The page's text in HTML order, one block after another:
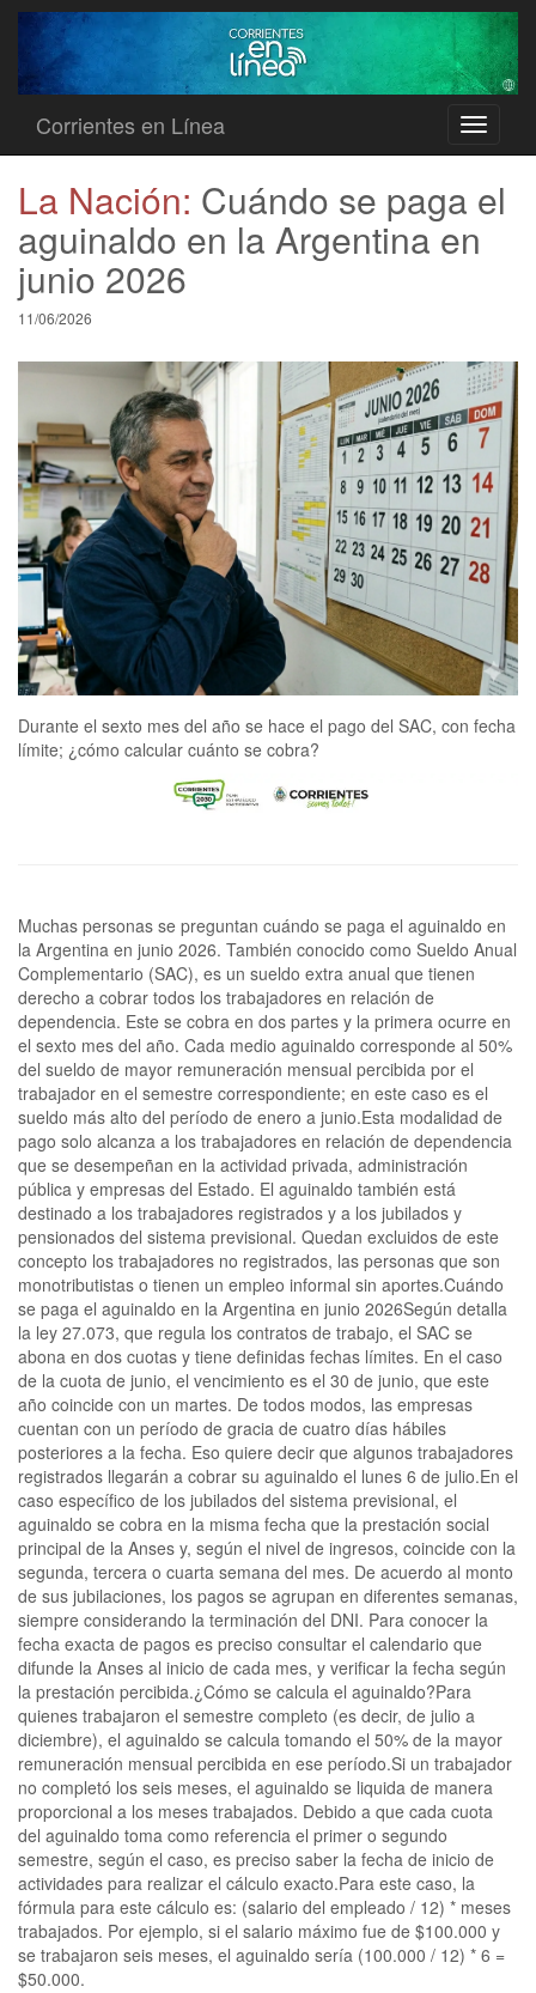
Toggle
Corrientes en Línea
La Nación: Cuándo se paga el
aguinaldo en la Argentina en
junio 2026
11/06/2026
Durante el sexto mes del año se hace el pago del SAC, con fecha
límite; ¿cómo calcular cuánto se cobra?
Muchas personas se preguntan cuándo se paga el aguinaldo en
la Argentina en junio 2026. También conocido como Sueldo Anual
Complementario (SAC), es un sueldo extra anual que tienen
derecho a cobrar todos los trabajadores en relación de
dependencia. Este se cobra en dos partes y la primera ocurre en
el sexto mes del año. Cada medio aguinaldo corresponde al 50%
del sueldo de mayor remuneración mensual percibida por el
trabajador en el semestre correspondiente; en este caso es el
sueldo más alto del período de enero a junio.Esta modalidad de
pago solo alcanza a los trabajadores en relación de dependencia
que se desempeñan en la actividad privada, administración
pública y empresas del Estado. El aguinaldo también está
destinado a los trabajadores registrados y a los jubilados y
pensionados del sistema previsional. Quedan excluidos de este
concepto los trabajadores no registrados, las personas que son
monotributistas o tienen un empleo informal sin aportes.Cuándo
se paga el aguinaldo en la Argentina en junio 2026Según detalla
la ley 27.073, que regula los contratos de trabajo, el SAC se
abona en dos cuotas y tiene definidas fechas límites. En el caso
de la cuota de junio, el vencimiento es el 30 de junio, que este
año coincide con un martes. De todos modos, las empresas
cuentan con un período de gracia de cuatro días hábiles
posteriores a la fecha. Eso quiere decir que algunos trabajadores
registrados llegarán a cobrar su aguinaldo el lunes 6 de julio.En el
caso específico de los jubilados del sistema previsional, el
aguinaldo se cobra en la misma fecha que la prestación social
principal de la Anses y, según el nivel de ingresos, coincide con la
segunda, tercera o cuarta semana del mes. De acuerdo al monto
de sus jubilaciones, los pagos se agrupan en diferentes semanas,
siempre considerando la terminación del DNI. Para conocer la
fecha exacta de pagos es preciso consultar el calendario que
difunde la Anses al inicio de cada mes, y verificar la fecha según
la prestación percibida.¿Cómo se calcula el aguinaldo?Para
quienes trabajaron el semestre completo (es decir, de julio a
diciembre), el aguinaldo se calcula tomando el 50% de la mayor
remuneración mensual percibida en ese período.Si un trabajador
no completó los seis meses, el aguinaldo se liquida de manera
proporcional a los meses trabajados. Debido a que cada cuota
del aguinaldo toma como referencia el primer o segundo
semestre, según el caso, es preciso saber la fecha de inicio de
actividades para realizar el cálculo exacto.Para este caso, la
fórmula para este cálculo es: (salario del empleado / 12) * meses
trabajados. Por ejemplo, si el salario máximo fue de $100.000 y
se trabajaron seis meses, el aguinaldo sería (100.000 / 12) * 6 =
$50.000.